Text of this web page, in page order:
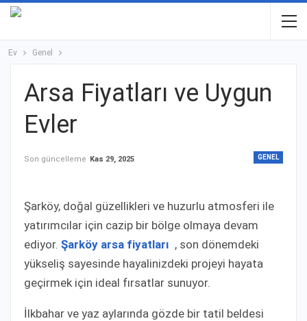
Ev Genel
Arsa Fiyatları ve Uygun
Evler
GENEL
Son güncelleme Kas 29, 2025
Şarköy, doğal güzellikleri ve huzurlu atmosferi ile
yatırımcılar için cazip bir bölge olmaya devam
ediyor. Şarköy arsa fiyatları , son dönemdeki
yükseliş sayesinde hayalinizdeki projeyi hayata
geçirmek için ideal fırsatlar sunuyor.
İlkbahar ve yaz aylarında gözde bir tatil beldesi